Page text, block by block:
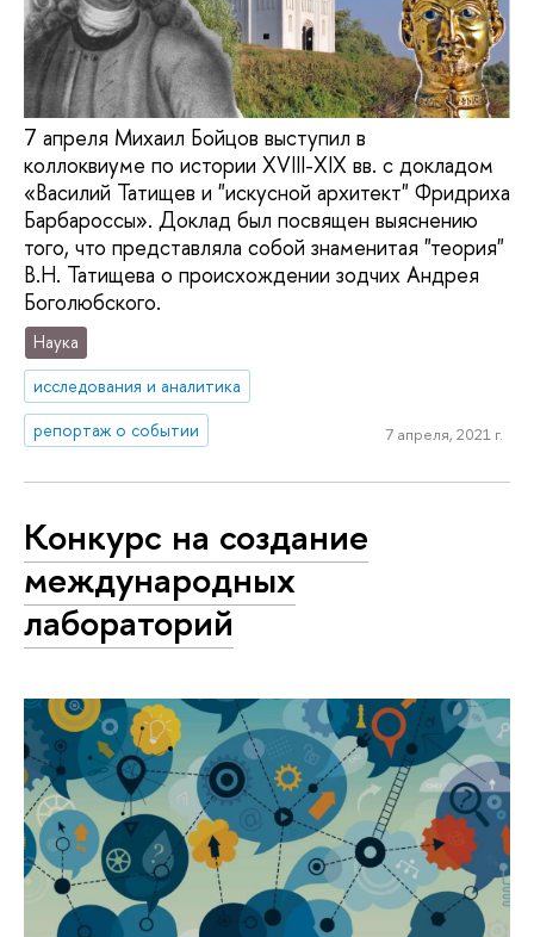
7 апреля Михаил Бойцов выступил в
коллоквиуме по истории XVIII-XIX вв. с докладом
«Василий Татищев и "искусной архитект" Фридриха
Барбароссы». Доклад был посвящен выяснению
того, что представляла собой знаменитая "теория"
В.Н. Татищева о происхождении зодчих Андрея
Боголюбского.
Наука
исследования и аналитика
репортаж о событии
7 апреля, 2021 г.
Конкурс на создание
международных
лабораторий